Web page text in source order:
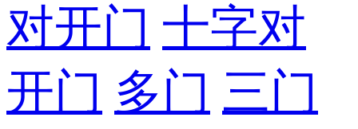
对开门 十字对
开门 多门 三门